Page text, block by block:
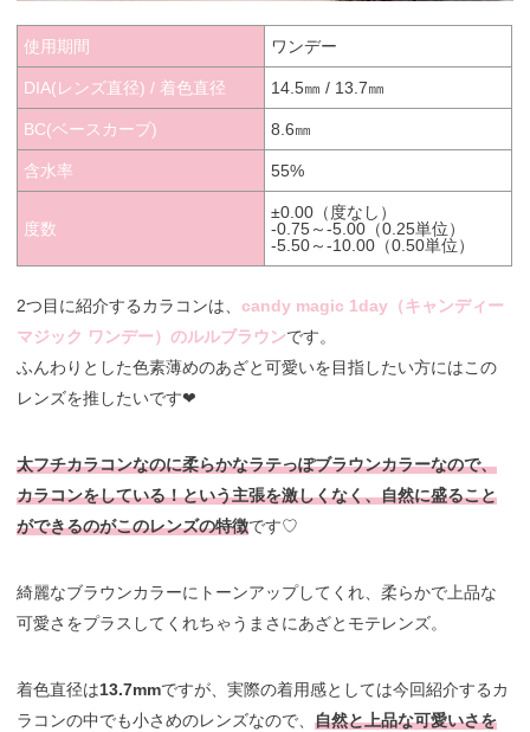
使用期間 ワンデー
DIA(レンズ直径) / 着色直径 14.5㎜ / 13.7㎜
BC(ベースカーブ) 8.6㎜
含水率 55%
度数
±0.00（度なし）
-0.75～-5.00（0.25単位）
-5.50～-10.00（0.50単位）
2つ目に紹介するカラコンは、candy magic 1day（キャンディー
マジック ワンデー）のルルブラウンです。
ふんわりとした色素薄めのあざと可愛いを目指したい方にはこの
レンズを推したいです❤︎
太フチカラコンなのに柔らかなラテっぽブラウンカラーなので、
カラコンをしている！という主張を激しくなく、自然に盛ること
ができるのがこのレンズの特徴です♡
綺麗なブラウンカラーにトーンアップしてくれ、柔らかで上品な
可愛さをプラスしてくれちゃうまさにあざとモテレンズ。
着色直径は13.7mmですが、実際の着用感としては今回紹介するカ
ラコンの中でも小さめのレンズなので、自然と上品な可愛いさを